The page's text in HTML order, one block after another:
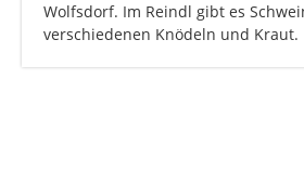
Wolfsdorf. Im Reindl gibt es
verschiedenen Knödeln und Kraut.